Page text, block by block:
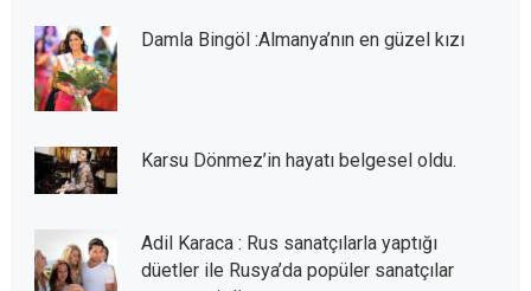
Damla Bingöl :Almanya’nın en güzel kızı
Karsu Dönmez’in hayatı belgesel oldu.
Adil Karaca : Rus sanatçılarla yaptığı
düetler ile Rusya’da popüler sanatçılar